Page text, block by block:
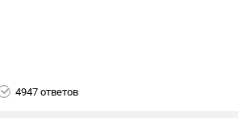
4947 ответов